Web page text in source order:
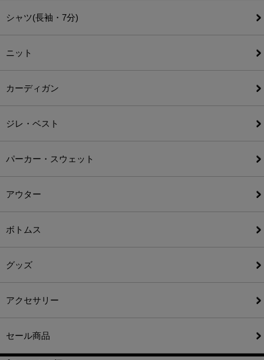
シャツ(長袖・7分)
ニット
カーディガン
ジレ・ベスト
パーカー・スウェット
アウター
ボトムス
グッズ
アクセサリー
セール商品